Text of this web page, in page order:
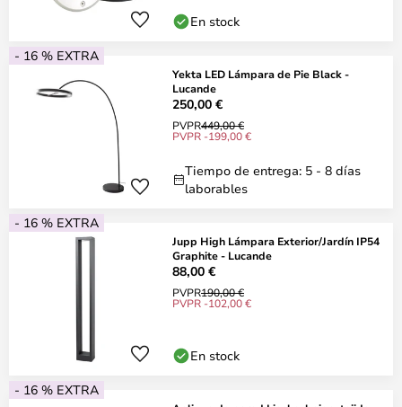
En stock
- 16 % EXTRA
Yekta LED Lámpara de Pie Black -
Lucande
250,00 €
PVPR449,00 €
PVPR -199,00 €
Tiempo de entrega: 5 - 8 días
laborables
- 16 % EXTRA
Jupp High Lámpara Exterior/Jardín IP54
Graphite - Lucande
88,00 €
PVPR190,00 €
PVPR -102,00 €
En stock
- 16 % EXTRA